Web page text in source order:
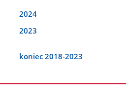
2024
2023
koniec 2018-2023